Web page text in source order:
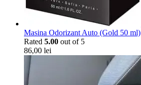
Masina Odorizant Auto (Gold 50 ml)
Rated 5.00 out of 5
86,00 lei